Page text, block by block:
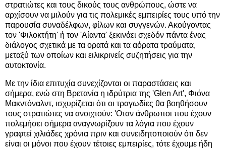
στρατιώτες και τους δικούς τους ανθρώπους, ώστε να
αρχίσουν να μιλούν για τις πολεμικές εμπειρίες τους υπό την
παρουσία συναδέλφων, φίλων και συγγενών. Ακούγοντας
τον 'Φιλοκτήτη' ή τον 'Αίαντα' ξεκινάει σχεδόν πάντα ένας
διάλογος σχετικά με τα ορατά και τα αόρατα τραύματα,
μεταξύ των οποίων και ειλικρινείς συζητήσεις για την
αυτοκτονία.
Με την ίδια επιτυχία συνεχίζονται οι παραστάσεις και
σήμερα, ενώ στη Βρετανία η ιδρύτρια της 'Glen Art', Φιόνα
Μακντόναλντ, ισχυρίζεται ότι οι τραγωδίες θα βοηθήσουν
τους στρατιώτες να ανοιχτούν: 'Οταν άνθρωποι που έχουν
πολεμήσει σήμερα αναγνωρίζουν τα λόγια που έχουν
γραφτεί χιλιάδες χρόνια πριν και συνειδητοποιούν ότι δεν
είναι οι μόνοι που έχουν τέτοιες εμπειρίες, τότε έχουμε ήδη